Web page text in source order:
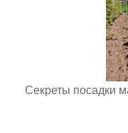
Секреты посадки